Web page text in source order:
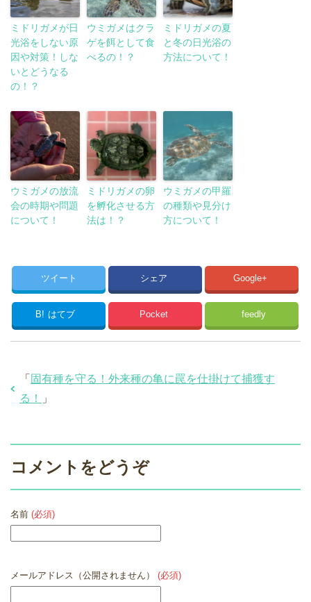
ミドリガメが日
光浴をしない原
因や対策！しな
いとどうなる
の！？
ウミガメはクラ
ゲを餌として食
べるの！？
ミドリガメの夏
と冬の日光浴の
方法について！
ウミガメの放流
会の時期や問題
について！
ミドリガメの卵
を孵化させる方
法は！？
ウミガメの甲羅
の種類や見分け
方について！
ツイート シェア Google+
B! はてブ Pocket feedly
「 固有種を守る！外来種の亀に罠を仕掛けて捕獲す
る！
」
コメントをどうぞ
名前 (必須)
メールアドレス（公開されません） (必須)